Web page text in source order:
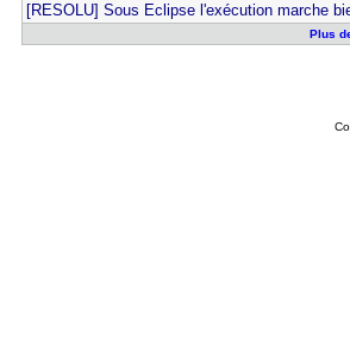
[RESOLU] Sous Eclipse l'exécution marche
Plus